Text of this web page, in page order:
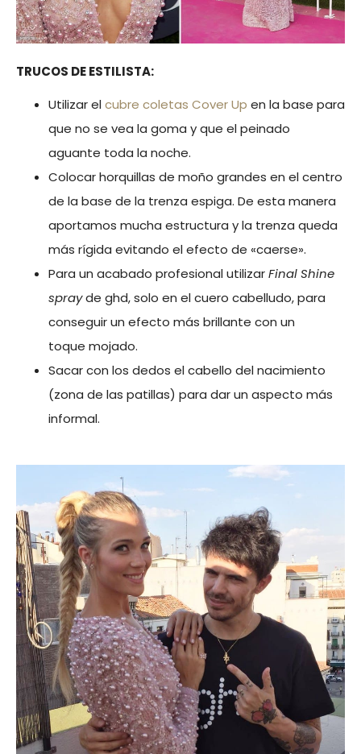
TRUCOS DE ESTILISTA:
Utilizar elcubre coletas Cover Up en la base para
que no se vea la goma y que el peinado
aguante toda la noche.
Colocar horquillas de moño grandes en el centro
de la base de la trenza espiga. De esta manera
aportamos mucha estructura y la trenza queda
más rígida evitando el efecto de «caerse».
Para un acabado profesional utilizarFinal Shine
sprayde ghd, solo en el cuero cabelludo, para
conseguir un efecto más brillante con un
toque mojado.
Sacar con los dedos el cabello del nacimiento
(zona de las patillas) para dar un aspecto más
informal.